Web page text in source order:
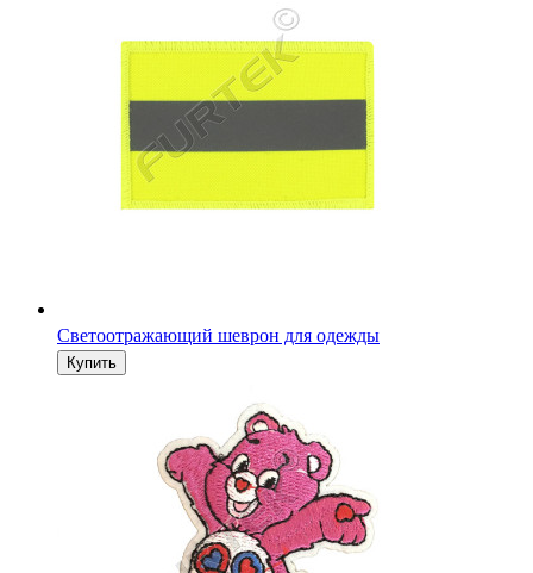
Светоотражающий шеврон для одежды